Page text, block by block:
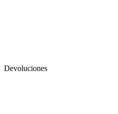
Devoluciones